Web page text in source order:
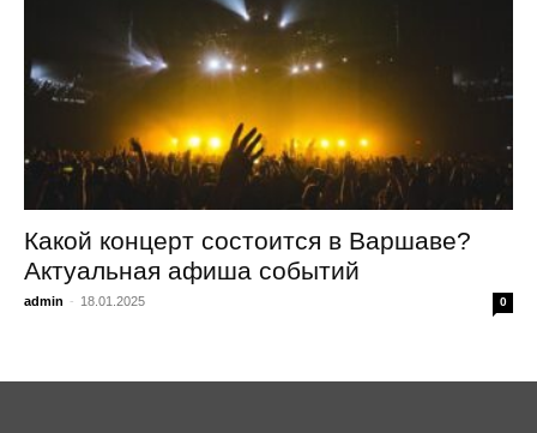
Какой концерт состоится в Варшаве?
Актуальная афиша событий
admin - 18.01.2025 0